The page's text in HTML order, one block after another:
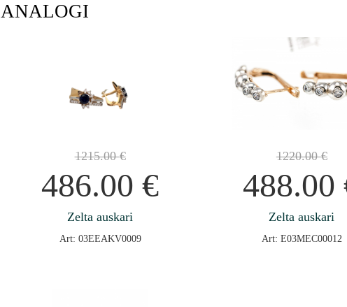
ANALOGI
1215.00€
486.00€
Zelta auskari
Art: 03EEAKV0009
1220.00€
488.00
Zelta auskari
Art: E03MEC00012